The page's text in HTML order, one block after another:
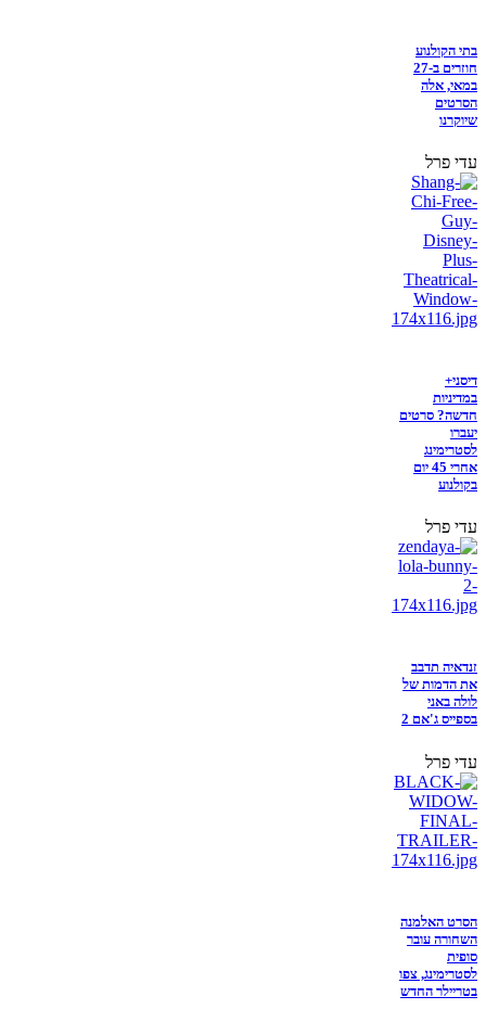
בתי הקולנוע
חוזרים ב-27
במאי, אלה
הסרטים
שיוקרנו
עדי פרל
דיסני+
במדיניות
חדשה? סרטים
יעברו
לסטרימינג
אחרי 45 יום
בקולנוע
עדי פרל
זנדאיה תדבב
את הדמות של
לולה באני
בספייס ג'אם 2
עדי פרל
הסרט האלמנה
השחורה עובר
סופית
לסטרימינג, צפו
בטריילר החדש